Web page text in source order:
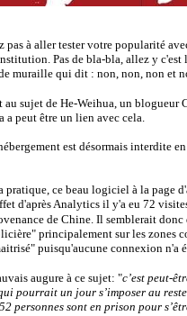
pas à aller tester votre popularité
Pas de bla-bla, allez y c'est
muraille qui dit : non, non, non et
au sujet de He-Weihua, un blogueur
peut être un lien avec cela.
est désormais interdite
ce beau logiciel à la page
d'après Analytics il y'a eu 72
de Chine. Il semblerait donc
principalement sur les zones
puisqu'aucune connexion n'a
augure à ce sujet: "c’est peut-
pourrait un jour s’imposer au
52 personnes sont en prison pour